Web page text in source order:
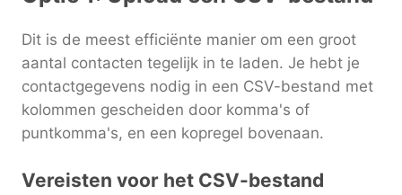
Dit is de meest efficiënte manier om een groot
aantal contacten tegelijk in te laden. Je hebt je
contactgegevens nodig in een CSV-bestand met
kolommen gescheiden door komma's of
puntkomma's, en een kopregel bovenaan.
Vereisten voor het CSV-bestand